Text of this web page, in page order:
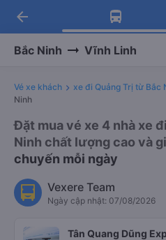
Tải app Vexere
Nhận ưu đãi thành
Tải app Vexere
-30k/ghế khi đặt
arrow_back
Bắc Ninh Vĩnh Linh
Vé xe khách xe đi Quảng Trị từ Bắc
Ninh
Đặt mua vé xe 4 nhà xe
Ninh chất lượng cao và
chuyến mỗi ngày
Vexere Team
Ngày cập nhật: 07/08/2026
Tân Quang Dũng